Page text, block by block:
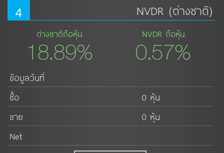
4 NVDR (ต่างชาติ)
ต่างชาติถือหุ้น
18.89%
NVDR ถือหุ้น
0.57%
ข้อมูลวันที่
ซื้อ
0 หุ้น
ขาย
0 หุ้น
Net